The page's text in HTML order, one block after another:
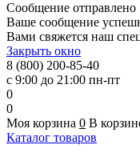
Сообщение отправлено
Ваше сообщение
Вами свяжется наш
Закрыть окно
8 (800) 200-85-40
с 9:00 до 21:00 пн-пт
0
0
Моя корзина 0 В
Каталог товаров